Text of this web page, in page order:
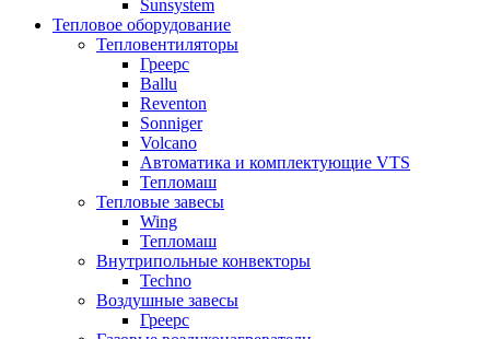
Sunsystem
Тепловое оборудование
Тепловентиляторы
Греерс
Ballu
Reventon
Sonniger
Volcano
Автоматика и комплектующие VTS
Тепломаш
Тепловые завесы
Wing
Тепломаш
Внутрипольные конвекторы
Techno
Воздушные завесы
Греерс